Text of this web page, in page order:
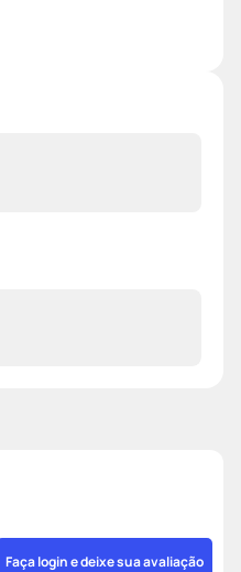
Faça login e deixe sua avaliação